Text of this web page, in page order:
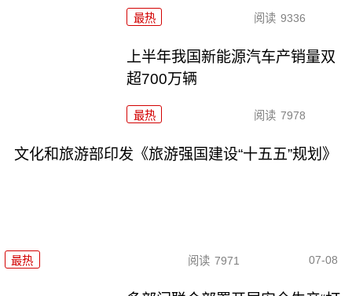
最热 阅读 9336
上半年我国新能源汽车产销量双
超700万辆
最热 阅读 7978
文化和旅游部印发《旅游强国建设“十五五”规划》
最热 阅读 7971 07-08